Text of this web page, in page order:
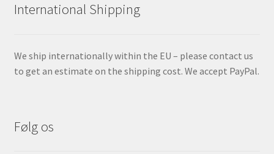
International Shipping
We ship internationally within the EU – please contact us
to get an estimate on the shipping cost. We accept PayPal.
Følg os